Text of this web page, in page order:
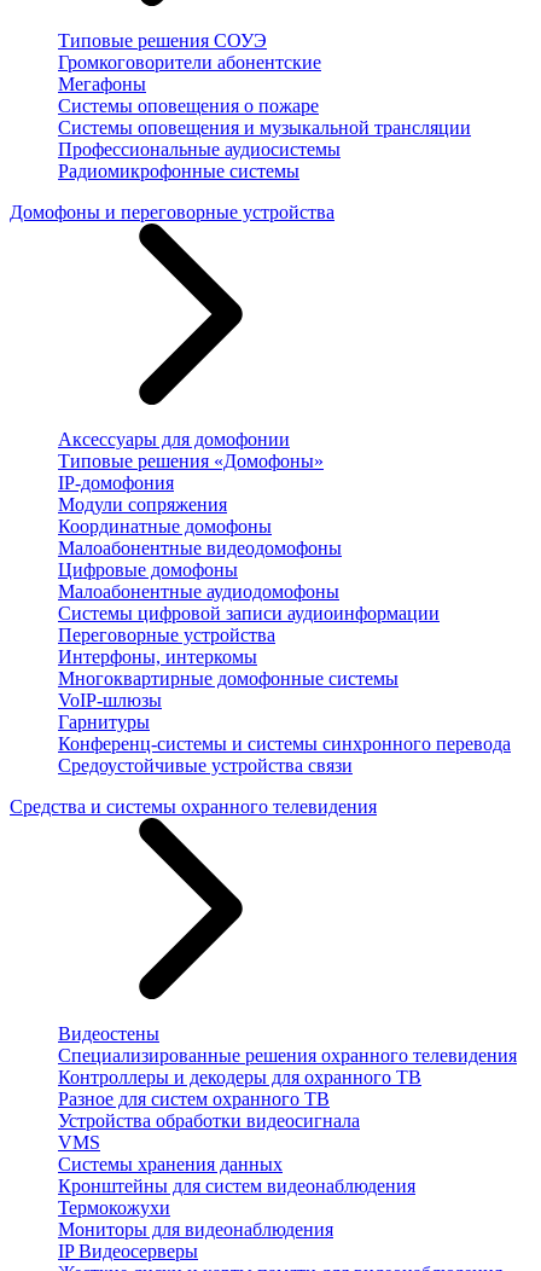
Типовые решения СОУЭ
Громкоговорители абонентские
Мегафоны
Системы оповещения о пожаре
Системы оповещения и музыкальной трансляции
Профессиональные аудиосистемы
Радиомикрофонные системы
Домофоны и переговорные устройства
Аксессуары для домофонии
Типовые решения «Домофоны»
IP-домофония
Модули сопряжения
Координатные домофоны
Малоабонентные видеодомофоны
Цифровые домофоны
Малоабонентные аудиодомофоны
Системы цифровой записи аудиоинформации
Переговорные устройства
Интерфоны, интеркомы
Многоквартирные домофонные системы
VoIP-шлюзы
Гарнитуры
Конференц-системы и системы синхронного перевода
Средоустойчивые устройства связи
Средства и системы охранного телевидения
Видеостены
Специализированные решения охранного телевидения
Контроллеры и декодеры для охранного ТВ
Разное для систем охранного ТВ
Устройства обработки видеосигнала
VMS
Системы хранения данных
Кронштейны для систем видеонаблюдения
Термокожухи
Мониторы для видеонаблюдения
IP Видеосерверы